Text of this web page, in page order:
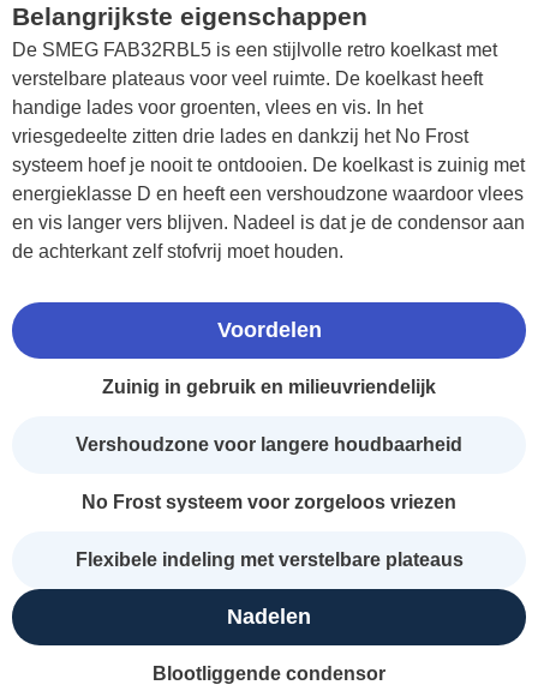
Belangrijkste eigenschappen
De SMEG FAB32RBL5 is een stijlvolle retro koelkast met
verstelbare plateaus voor veel ruimte. De koelkast heeft
handige lades voor groenten, vlees en vis. In het
vriesgedeelte zitten drie lades en dankzij het No Frost
systeem hoef je nooit te ontdooien. De koelkast is zuinig met
energieklasse D en heeft een vershoudzone waardoor vlees
en vis langer vers blijven. Nadeel is dat je de condensor aan
de achterkant zelf stofvrij moet houden.
Voordelen
Zuinig in gebruik en milieuvriendelijk
Vershoudzone voor langere houdbaarheid
No Frost systeem voor zorgeloos vriezen
Flexibele indeling met verstelbare plateaus
Nadelen
Blootliggende condensor